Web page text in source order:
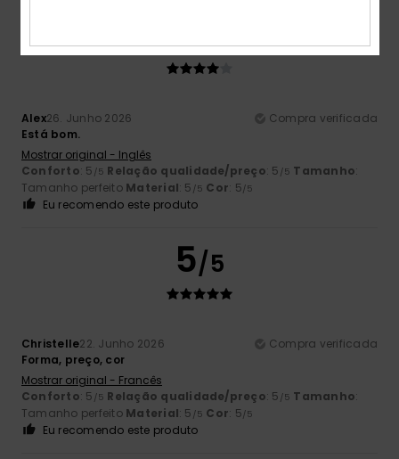
4/5
Alex26. Junho 2026
Compra verificada
Está bom.
Mostrar original - Inglês
Conforto: 5 /5 Relação qualidade/preço: 5 /5 Tamanho:
Tamanho perfeito Material: 5 /5 Cor: 5/5
Eu recomendo este produto
5/5
Christelle22. Junho 2026
Compra verificada
Forma, preço, cor
Mostrar original - Francês
Conforto: 5 /5 Relação qualidade/preço: 5 /5 Tamanho:
Tamanho perfeito Material: 5 /5 Cor: 5/5
Eu recomendo este produto